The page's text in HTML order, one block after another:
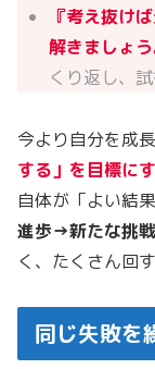
『考え抜け
解きましょう
くり返し、
今より自分を成
する」を目標に
自体が「よい結
進歩→新たな挑戦
く、たくさん回
同じ失敗を